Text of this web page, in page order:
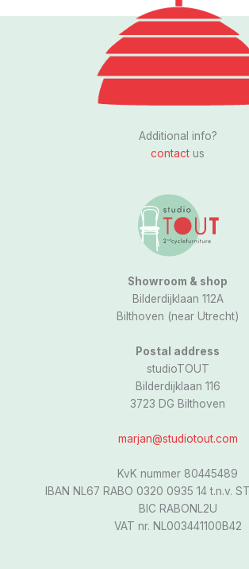
s
t
g
r
a
m
Additional info?
contact us
Showroom & shop
Bilderdijklaan 112A
Bilthoven (near Utrecht)
Postal address
studioTOUT
Bilderdijklaan 116
3723 DG Bilthoven
marjan@studiotout.com
KvK nummer 80445489
IBAN NL67 RABO 0320 0935 14 t.n.v.
BIC RABONL2U
VAT nr. NL003441100B42